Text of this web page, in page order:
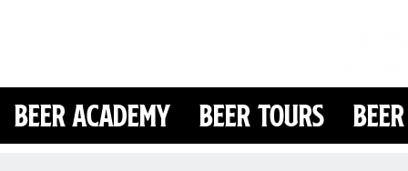
Beer Academy Beer Tours